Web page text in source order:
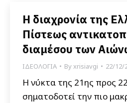
Η διαχρονία της
Πίστεως
διαμέσου των
ΙΔΕΟΛΟΓΙΑ Byxrisiavgi 22/12/
Η νύκτα της 21ης προς
σηματοδοτεί την πιο